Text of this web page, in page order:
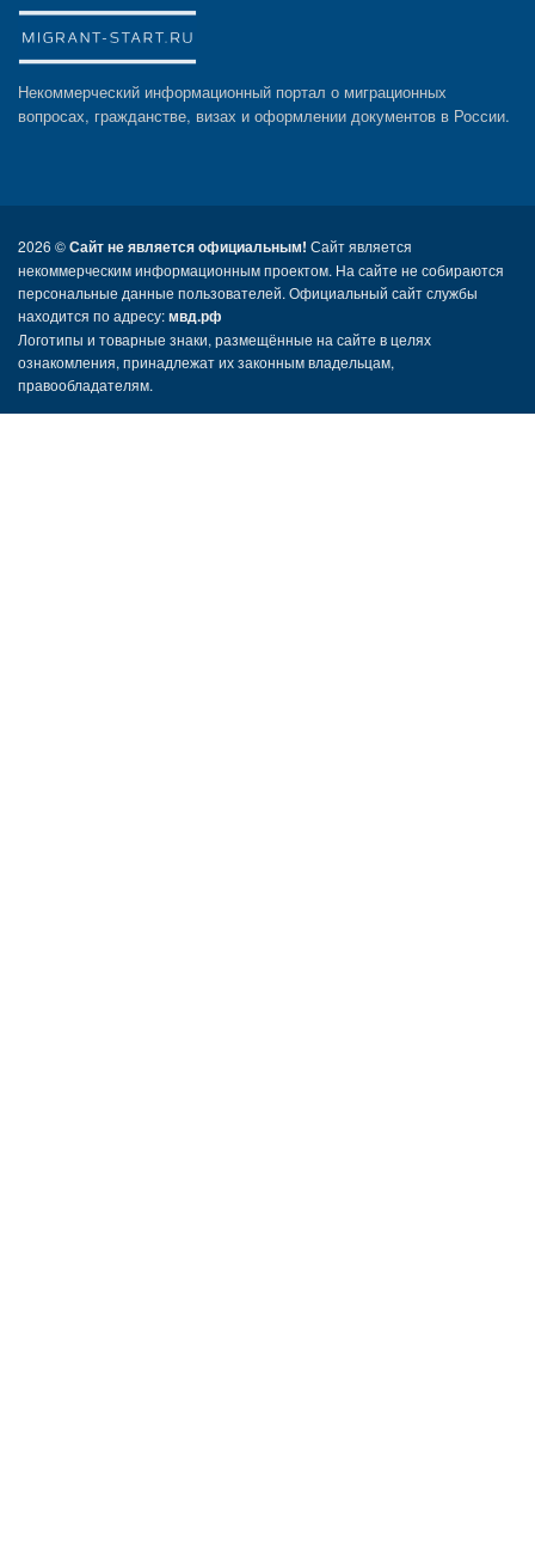
Некоммерческий информационный портал о миграционных
вопросах, гражданстве, визах и оформлении документов в России.
2026 ©Сайт не является официальным! Сайт является
некоммерческим информационным проектом. На сайте не собираются
персональные данные пользователей. Официальный сайт службы
находится по адресу:мвд.рф
Логотипы и товарные знаки, размещённые на сайте в целях
ознакомления, принадлежат их законным владельцам,
правообладателям.